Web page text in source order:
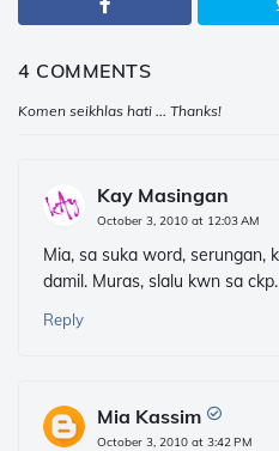
4 COMMENTS
Komen seikhlas hati ... Thanks!
Kay Masingan
October 3, 2010 at 12:03 AM
Mia, sa suka word, serungan,
damil. Muras, slalu kwn sa
Reply
Mia Kassim
October 3, 2010 at 3:42 PM